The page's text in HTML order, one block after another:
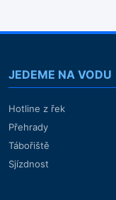
JEDEME NA VODU
Hotline z řek
Přehrady
Tábořiště
Sjízdnost